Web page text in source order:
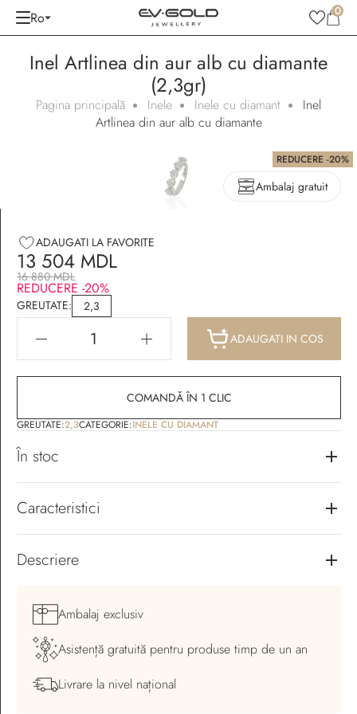
Ro 0
Inel Artlinea din aur alb cu diamante
(2,3gr)
Pagina principală Inele Inele cu diamant
Inel
Artlinea din aur alb cu diamante
REDUCERE -20%
Ambalaj gratuit
ADAUGATI LA FAVORITE
13 504 MDL
16 880 MDL
REDUCERE -20%
GREUTATE: 2,3
ADAUGATI IN COS
COMANDĂ ÎN 1 CLIC
GREUTATE:2,3CATEGORIE:INELE CU DIAMANT
În stoc
Caracteristici
Descriere
Ambalaj exclusiv
Asistență gratuită pentru produse timp de un an
Livrare la nivel național